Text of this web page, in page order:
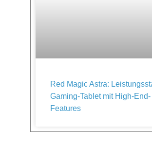
Red Magic Astra:
Gaming-Tablet mit High-End-
Features